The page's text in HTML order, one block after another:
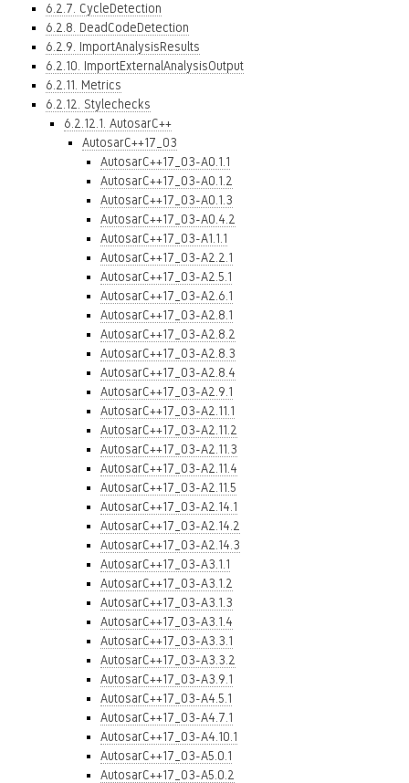
6.2.7. CycleDetection
6.2.8. DeadCodeDetection
6.2.9. ImportAnalysisResults
6.2.10. ImportExternalAnalysisOutput
6.2.11. Metrics
6.2.12. Stylechecks
6.2.12.1. AutosarC++
AutosarC++17_03
AutosarC++17_03-A0.1.1
AutosarC++17_03-A0.1.2
AutosarC++17_03-A0.1.3
AutosarC++17_03-A0.4.2
AutosarC++17_03-A1.1.1
AutosarC++17_03-A2.2.1
AutosarC++17_03-A2.5.1
AutosarC++17_03-A2.6.1
AutosarC++17_03-A2.8.1
AutosarC++17_03-A2.8.2
AutosarC++17_03-A2.8.3
AutosarC++17_03-A2.8.4
AutosarC++17_03-A2.9.1
AutosarC++17_03-A2.11.1
AutosarC++17_03-A2.11.2
AutosarC++17_03-A2.11.3
AutosarC++17_03-A2.11.4
AutosarC++17_03-A2.11.5
AutosarC++17_03-A2.14.1
AutosarC++17_03-A2.14.2
AutosarC++17_03-A2.14.3
AutosarC++17_03-A3.1.1
AutosarC++17_03-A3.1.2
AutosarC++17_03-A3.1.3
AutosarC++17_03-A3.1.4
AutosarC++17_03-A3.3.1
AutosarC++17_03-A3.3.2
AutosarC++17_03-A3.9.1
AutosarC++17_03-A4.5.1
AutosarC++17_03-A4.7.1
AutosarC++17_03-A4.10.1
AutosarC++17_03-A5.0.1
AutosarC++17_03-A5.0.2